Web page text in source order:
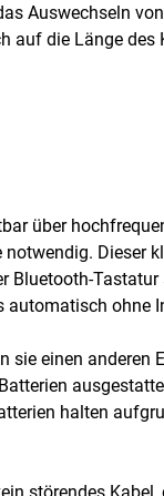
Auswechseln
auf die Länge des
über
Dieser
Bluetooth-
automatisch ohne
einen anderen
halten
störendes